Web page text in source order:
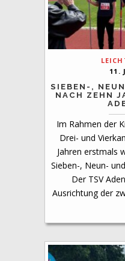
11.
SIEBEN-,
NACH ZEHN
Im Rahmen der
Drei- und
Jahren erstmals
Sieben-, Neun-
Der TSV
Ausrichtung der